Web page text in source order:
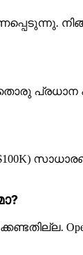
പ്രധാന